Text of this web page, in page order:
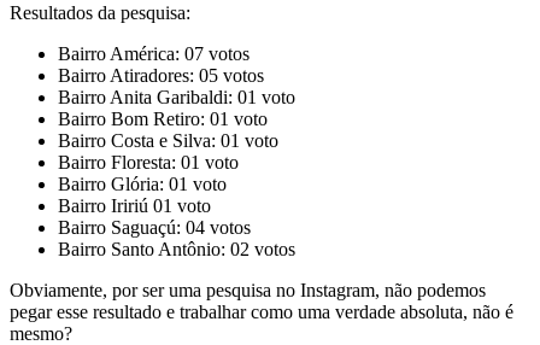
Resultados da pesquisa:
Bairro América: 07 votos
Bairro Atiradores: 05 votos
Bairro Anita Garibaldi: 01 voto
Bairro Bom Retiro: 01 voto
Bairro Costa e Silva: 01 voto
Bairro Floresta: 01 voto
Bairro Glória: 01 voto
Bairro Iririú 01 voto
Bairro Saguaçú: 04 votos
Bairro Santo Antônio: 02 votos
Obviamente, por ser uma pesquisa no Instagram, não podemos
pegar esse resultado e trabalhar como uma verdade absoluta, não é
mesmo?